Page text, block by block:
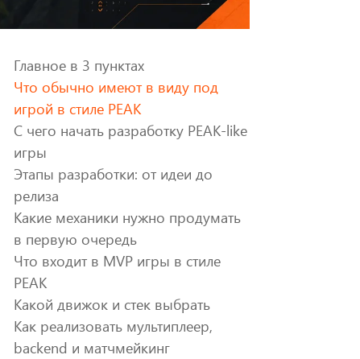
Главное в 3 пунктах
Что обычно имеют в виду под
игрой в стиле PEAK
С чего начать разработку PEAK-like
игры
Этапы разработки: от идеи до
релиза
Какие механики нужно продумать
в первую очередь
Что входит в MVP игры в стиле
PEAK
Какой движок и стек выбрать
Как реализовать мультиплеер,
backend и матчмейкинг